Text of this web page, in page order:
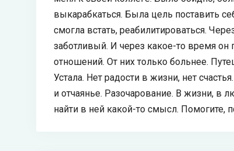
выкарабкаться. Была цель поставить
смогла встать, реабилитироваться.
заботливый. И через какое-то время
отношений. От них только больнее.
Устала. Нет радости в жизни, нет
и отчаянье. Разочарование. В жизни, в
найти в ней какой-то смысл. Помогите,